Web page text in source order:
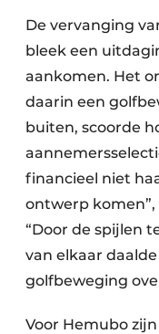
De vervanging
bleek een
aankomen. Het
daarin een
buiten, scoorde
financieel niet
ontwerp
“Door de spijlen
van elkaar
golfbeweging
Voor Hemubo